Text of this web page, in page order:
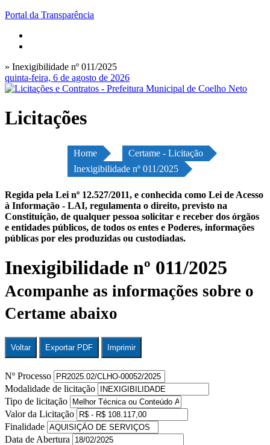
Portal da Transparência
» Inexigibilidade nº 011/2025
quinta-feira, 6 de agosto de 2026
Licitações
Home
Certame - Licitação
Inexigibilidade nº 011/2025
Regida pela Lei nº 12.527/2011, e conhecida como Lei de Acesso
à Informação - LAI, regulamenta o direito, previsto na
Constituição, de qualquer pessoa solicitar e receber dos órgãos
e entidades públicos, de todos os entes e Poderes, informações
públicas por eles produzidas ou custodiadas.
Inexigibilidade nº 011/2025
Acompanhe as informações sobre o
Certame abaixo
Voltar Exportar PDF Imprimir
Nº Processo
Modalidade de licitação
Tipo de licitação
Valor da Licitação
Finalidade
Data de Abertura